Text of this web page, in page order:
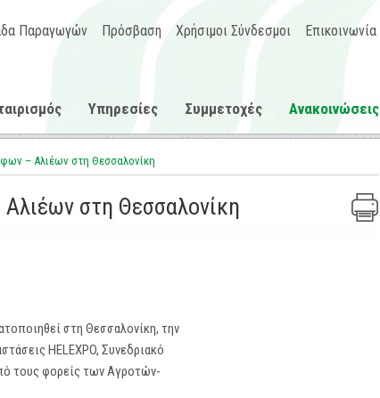
Παραγωγών Πρόσβαση Χρήσιμοι Σύνδεσμοι Επικοινωνία
Υπηρεσίες Συμμετοχές Ανακοινώσεις
– Αλιέων στη Θεσσαλονίκη
στη Θεσσαλονίκη
στη Θεσσαλονίκη, την
HELEXPO, Συνεδριακό
τους φορείς των Αγροτών-